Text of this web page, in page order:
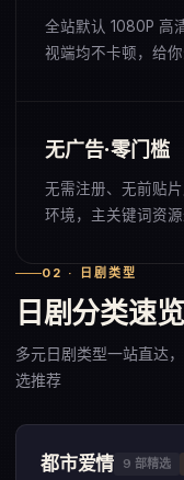
全站默认 1080P 高
视端均不卡顿，给
无广告·零门槛
无需注册、无前贴
环境，主关键词资
02 · 日剧类型
日剧分类速览
多元日剧类型一站直达
选推荐
都市爱情 9 部精选